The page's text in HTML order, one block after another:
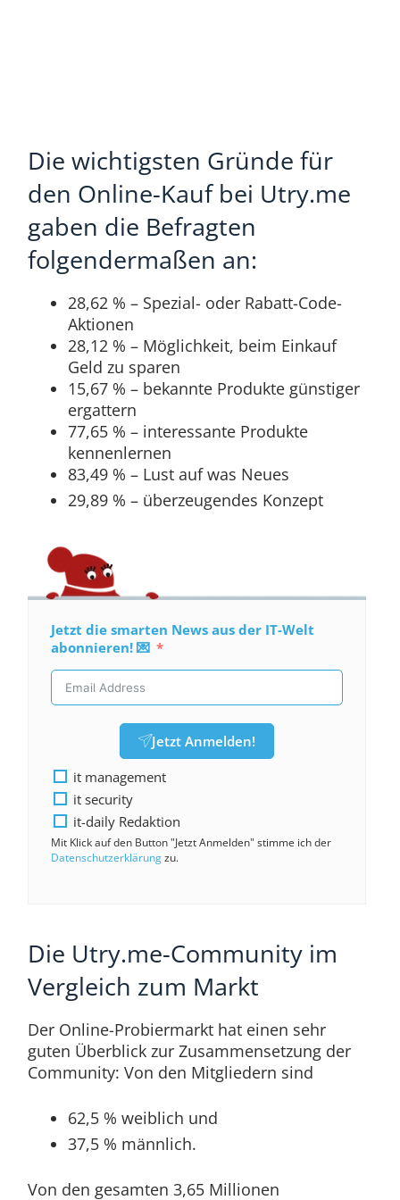
Die wichtigsten Gründe für
den Online-Kauf bei Utry.me
gaben die Befragten
folgendermaßen an:
28,62 % – Spezial- oder Rabatt-Code-
Aktionen
28,12 % – Möglichkeit, beim Einkauf
Geld zu sparen
15,67 % – bekannte Produkte günstiger
ergattern
77,65 % – interessante Produkte
kennenlernen
83,49 % – Lust auf was Neues
29,89 % – überzeugendes Konzept
Jetzt die smarten News aus der IT-Welt
abonnieren! 💌
Jetzt Anmelden!
it management
it security
it-daily Redaktion
Mit Klick auf den Button "Jetzt Anmelden" stimme ich der
Datenschutzerklärungzu.
Die Utry.me-Community im
Vergleich zum Markt
Der Online-Probiermarkt hat einen sehr
guten Überblick zur Zusammensetzung der
Community: Von den Mitgliedern sind
62,5 % weiblich und
37,5 % männlich.
Von den gesamten 3,65 Millionen